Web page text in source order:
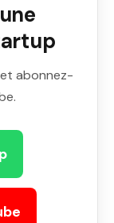
abonnez-